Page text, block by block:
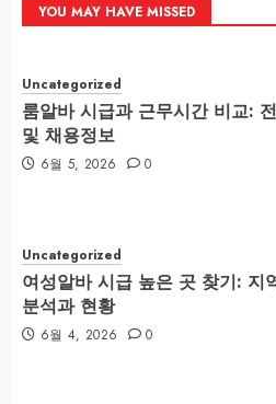
YOU MAY HAVE MISSED
Uncategorized
룸알바 시급과 근무시간 비교:
및 채용정보
6월 5, 2026 0
Uncategorized
여성알바 시급 높은 곳 찾기: 지
분석과 현황
6월 4, 2026 0